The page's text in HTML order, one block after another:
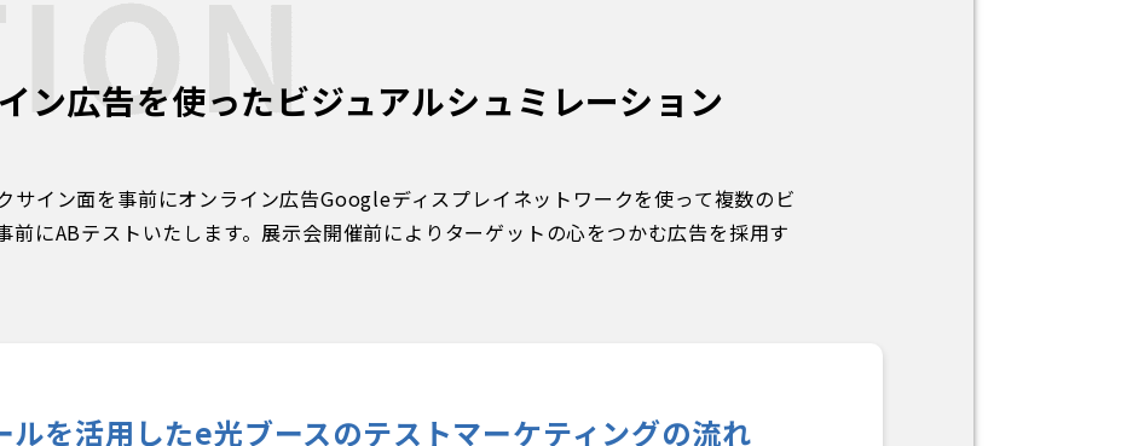
ン広告を使ったビジュアルシュミレーション
サイン面を事前にオンライン広告Googleディスプレイネットワークを使って複数のビ
前にABテストいたします。展示会開催前によりターゲットの心をつかむ広告を採用す
ルを活用したe光ブースのテストマーケティングの流れ